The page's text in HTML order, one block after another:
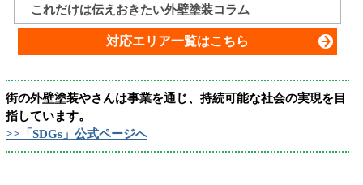
これだけは伝えおきたい外壁塗装コラム
対応エリア一覧はこちら
街の外壁塗装やさんは事業を通じ、持続可能な社会の実現を目
指しています。
>>「SDGs」公式ページへ